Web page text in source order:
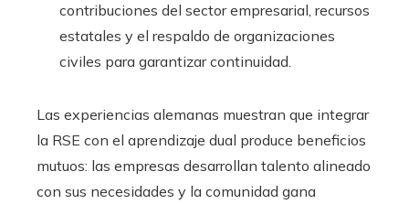
contribuciones del sector empresarial, recursos
estatales y el respaldo de organizaciones
civiles para garantizar continuidad.
Las experiencias alemanas muestran que integrar
la RSE con el aprendizaje dual produce beneficios
mutuos: las empresas desarrollan talento alineado
con sus necesidades y la comunidad gana